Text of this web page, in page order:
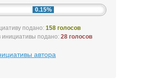
0.15%
подано: 158 голосов
инициативы подано: 28 голосов
автора